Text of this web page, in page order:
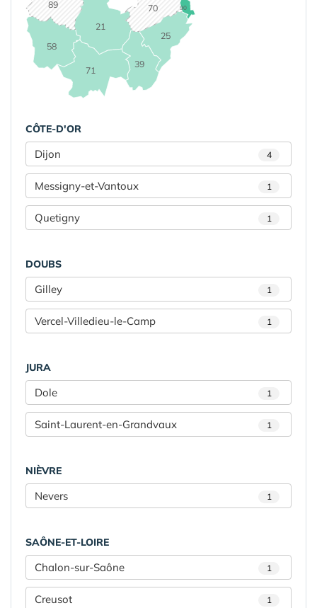
21
25
39
58
70
71
89 90
CÔTE-D'OR
Dijon 4
Messigny-et-Vantoux 1
Quetigny 1
DOUBS
Gilley 1
Vercel-Villedieu-le-Camp 1
JURA
Dole 1
Saint-Laurent-en-Grandvaux 1
NIÈVRE
Nevers 1
SAÔNE-ET-LOIRE
Chalon-sur-Saône 1
Creusot 1